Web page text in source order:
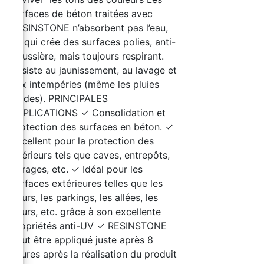
surfaces de béton traitées avec
RESINSTONE n’absorbent pas l’eau,
ce qui crée des surfaces polies, anti-
poussière, mais toujours respirant.
Résiste au jaunissement, au lavage et
aux intempéries (même les pluies
acides). PRINCIPALES
APPLICATIONS ✓ Consolidation et
protection des surfaces en béton. ✓
Excellent pour la protection des
intérieurs tels que caves, entrepôts,
garages, etc. ✓ Idéal pour les
surfaces extérieures telles que les
cours, les parkings, les allées, les
cours, etc. grâce à son excellente
propriétés anti-UV ✓ RESINSTONE
peut être appliqué juste après 8
heures après la réalisation du produit